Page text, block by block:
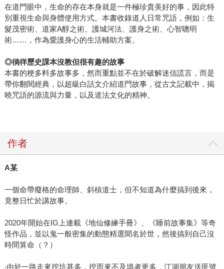
在道門眼中，生命的存在本身就是一件極珍貴美好的事，因此特
別重視生命與身體使用方式。本書收錄道人日常咒語，例如：生
髮茂密術、道家A醇之術、護城河法、護身之術、心智聰明
術……，作為愛護身心的生活輔助方案。
◎徜徉歷史課本沒教但很有趣的故事
本書的梗多料多故事多，然而重點並不在於破解迷信謊言，而是
帶你翻閱經典，以超級白話文介紹道門故事，從古文記載中，揭
曉咒語的源流與力量，以及道法文化的精神。
作者
A某
一個命帶廢格的命理師、斜槓道士，但不知道為什麼搞到後來，
竟整日忙於講故事。
2020年開始在IG上連載《地仙修練手冊》、《睡前故事集》等奇
怪作品，並以鬼一般密集的動態精選聞名於世，然後搞到自己沒
時間算命（？）
‧由於一路走來挖坑甚多，挖而來不及填者更多，江湖朋友送匪號